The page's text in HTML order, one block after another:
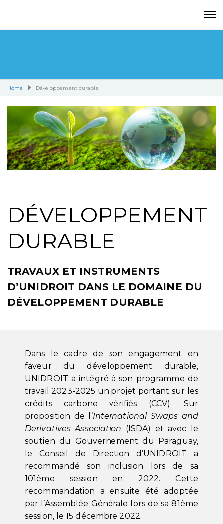
Home Développement durable
DÉVELOPPEMENT
DURABLE
TRAVAUX ET INSTRUMENTS
D’UNIDROIT DANS LE DOMAINE DU
DÉVELOPPEMENT DURABLE
Dans le cadre de son engagement en
faveur du développement durable,
UNIDROIT a intégré à son programme de
travail 2023-2025 un projet portant sur les
crédits carbone vérifiés (CCV). Sur
proposition de l’International Swaps and
Derivatives Association (ISDA) et avec le
soutien du Gouvernement du Paraguay,
le Conseil de Direction d’UNIDROIT a
recommandé son inclusion lors de sa
101ème session en 2022. Cette
recommandation a ensuite été adoptée
par l’Assemblée Générale lors de sa 81ème
session, le 15 décembre 2022.